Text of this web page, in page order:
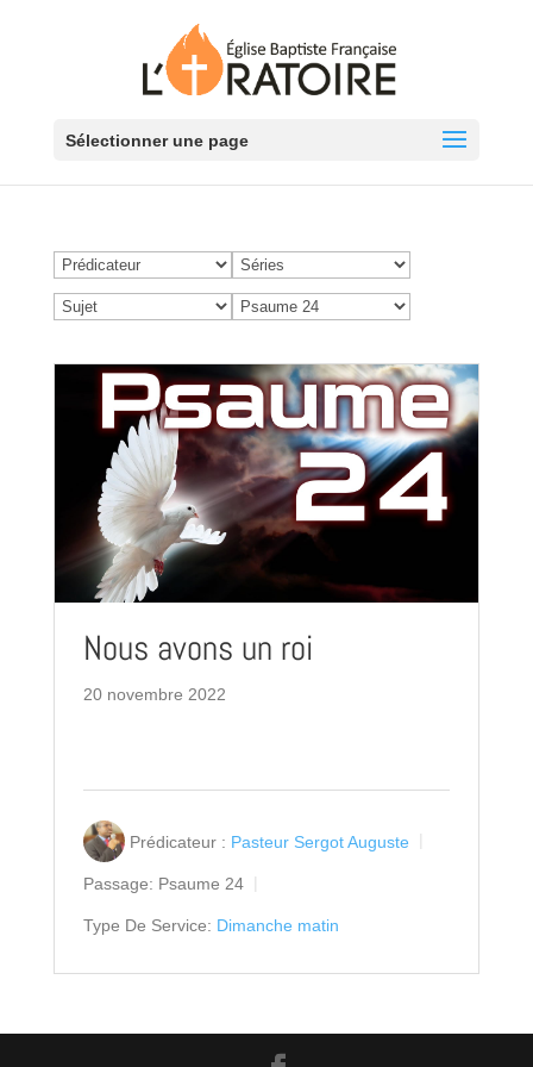
Sélectionner une page
Nous avons un roi
20 novembre 2022
Prédicateur : Pasteur Sergot Auguste
Passage: Psaume 24
Type De Service: Dimanche matin